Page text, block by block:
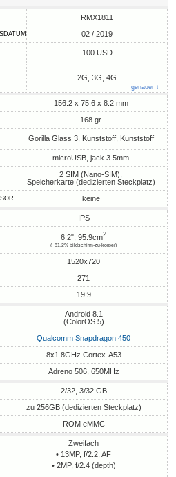
RMX1811
02 / 2019
100 USD
2G, 3G, 4G
genauer ↓
156.2 x 75.6 x 8.2 mm
168 gr
Gorilla Glass 3, Kunststoff, Kunststoff
microUSB, jack 3.5mm
2 SIM (Nano-SIM),
Speicherkarte (dedizierten Steckplatz)
keine
IPS
6.2", 95.9cm2
(~81.2% bildschirm-zu-körper)
1520x720
271
19:9
Android 8.1
(ColorOS 5)
Qualcomm Snapdragon 450
8x1.8GHz Cortex-A53
Adreno 506, 650MHz
2/32, 3/32 GB
zu 256GB (dedizierten Steckplatz)
ROM eMMC
Zweifach
• 13MP, f/2.2, AF
• 2MP, f/2.4 (depth)